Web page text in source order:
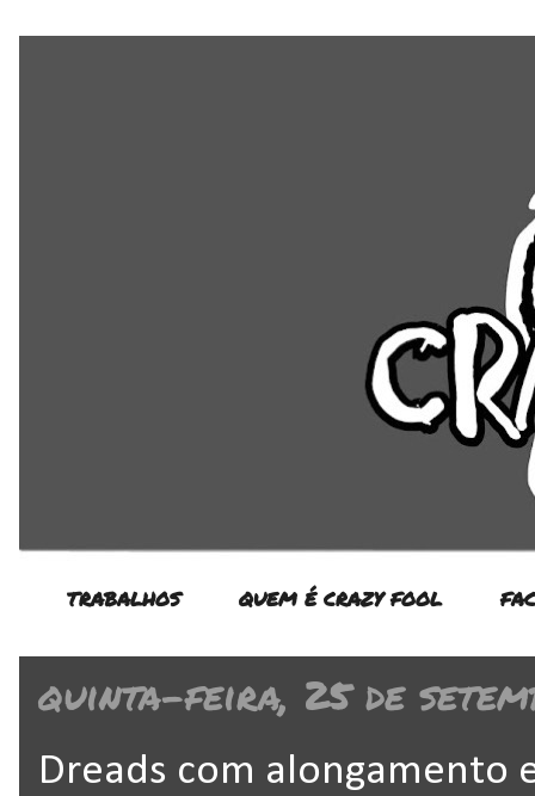
TRABALHOS QUEM É CRAZY FOOL
quinta-feira, 25 de
Dreads com alongamento